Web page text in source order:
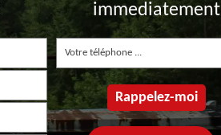
immediatement